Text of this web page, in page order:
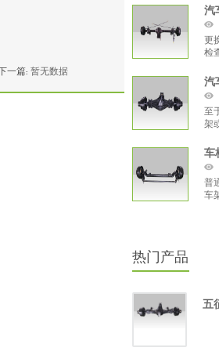
一篇: 暂无数据
分
汽
更
检
减
汽
至
架
架
连
车
普
车
热门产品
五